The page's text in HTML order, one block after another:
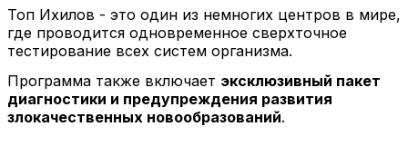
Топ Ихилов - это один из немногих центров в мире,
где проводится одновременное сверхточное
тестирование всех систем организма.
Программа также включает эксклюзивный пакет
диагностики и предупреждения развития
злокачественных новообразований.